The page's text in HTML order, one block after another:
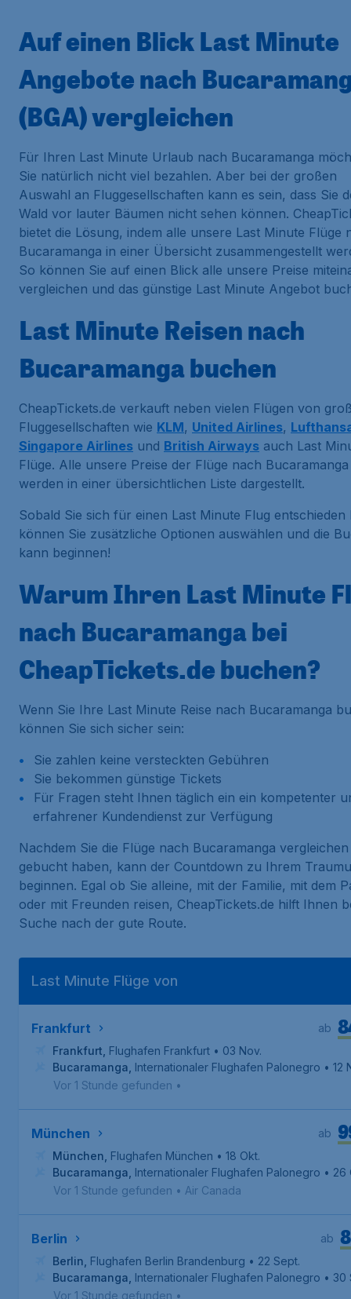
Auf einen Blick Last Minute
Angebote nach
(BGA) vergleichen
Für Ihren Last Minute Urlaub nach Bucaramanga
Sie natürlich nicht viel bezahlen. Aber bei der großen
Auswahl an Fluggesellschaften kann es sein, dass Sie
Wald vor lauter Bäumen nicht sehen können.
bietet die Lösung, indem alle unsere Last Minute Flüge
Bucaramanga in einer Übersicht zusammengestellt
So können Sie auf einen Blick alle unsere Preise
vergleichen und das günstige Last Minute Angebot
Last Minute Reisen nach
Bucaramanga buchen
CheapTickets.de verkauft neben vielen Flügen von
Fluggesellschaften wie KLM, United Airlines,
Singapore Airlines und British Airways auch Last
Flüge. Alle unsere Preise der Flüge nach Bucaramanga
werden in einer übersichtlichen Liste dargestellt.
Sobald Sie sich für einen Last Minute Flug entschieden
können Sie zusätzliche Optionen auswählen und die
kann beginnen!
Warum Ihren Last Minute
nach Bucaramanga bei
CheapTickets.de buchen?
Wenn Sie Ihre Last Minute Reise nach Bucaramanga
können Sie sich sicher sein:
Sie zahlen keine versteckten Gebühren
Sie bekommen günstige Tickets
Für Fragen steht Ihnen täglich ein ein kompetenter
erfahrener Kundendienst zur Verfügung
Nachdem Sie die Flüge nach Bucaramanga
gebucht haben, kann der Countdown zu Ihrem
beginnen. Egal ob Sie alleine, mit der Familie, mit dem
oder mit Freunden reisen, CheapTickets.de hilft Ihnen
Suche nach der gute Route.
Last Minute Flüge von
Frankfurt
ab
Frankfurt Flughafen Frankfurt • 03 Nov.
Bucaramanga Internationaler Flughafen Palonegro • 12
Vor 1 Stunde gefunden •
München
ab
München Flughafen München • 18 Okt.
Bucaramanga Internationaler Flughafen Palonegro • 26
Vor 1 Stunde gefunden • Air Canada
Berlin
ab
Berlin Flughafen Berlin Brandenburg • 22 Sept.
Bucaramanga Internationaler Flughafen Palonegro • 30
Vor 1 Stunde gefunden •